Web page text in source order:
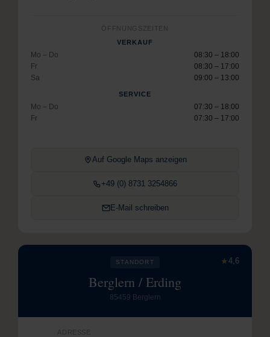
ÖFFNUNGSZEITEN
VERKAUF
Mo – Do
08:30 – 18:00
Fr
08:30 – 17:00
Sa
09:00 – 13:00
SERVICE
Mo – Do
07:30 – 18:00
Fr
07:30 – 17:00
Auf Google Maps anzeigen
+49 (0) 8731 3254866
E-Mail schreiben
★4,6
STANDORT
Berglern / Erding
85459 Berglern
ADRESSE